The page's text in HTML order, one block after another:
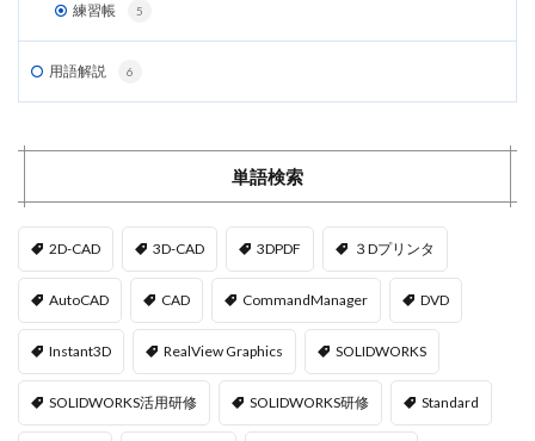
練習帳 5
用語解説 6
単語検索
2D-CAD 3D-CAD 3DPDF ３Dプリンタ
AutoCAD CAD CommandManager DVD
Instant3D RealView Graphics SOLIDWORKS
SOLIDWORKS活用研修 SOLIDWORKS研修 Standard